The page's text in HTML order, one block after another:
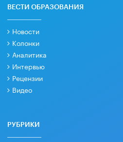
ВЕСТИ ОБРАЗОВАНИЯ
Новости
Колонки
Аналитика
Интервью
Рецензии
Видео
РУБРИКИ